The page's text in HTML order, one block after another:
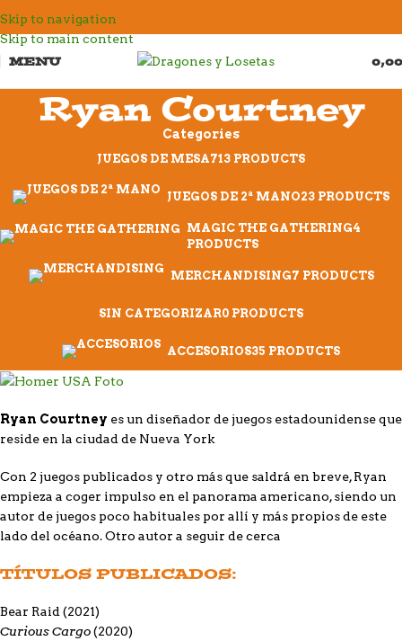
Skip to navigation
Skip to main content
MENU 0,00
Ryan Courtney
Categories
JUEGOS DE MESA713 PRODUCTS
JUEGOS DE 2ª MANO23 PRODUCTS
MAGIC THE GATHERING4
PRODUCTS
MERCHANDISING7 PRODUCTS
SIN CATEGORIZAR0 PRODUCTS
ACCESORIOS35 PRODUCTS
Ryan Courtney es un diseñador de juegos estadounidense que
reside en la ciudad de Nueva York
Con 2 juegos publicados y otro más que saldrá en breve, Ryan
empieza a coger impulso en el panorama americano, siendo un
autor de juegos poco habituales por allí y más propios de este
lado del océano. Otro autor a seguir de cerca
TÍTULOS PUBLICADOS:
Bear Raid(2021)
Curious Cargo(2020)